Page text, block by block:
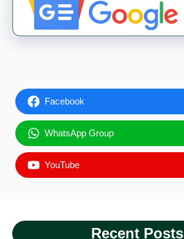
Facebook
WhatsApp Group
YouTube
Recent Posts